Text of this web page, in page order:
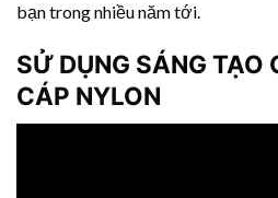
bạn trong nhiều năm tới.
SỬ DỤNG SÁNG TẠO
CÁP NYLON